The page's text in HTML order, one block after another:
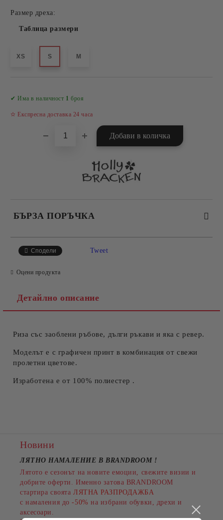
Размер дреха:
Таблица размери
XS S M
✔ Има в наличност 1 броя
✫ Експресна доставка 24 часа
БЪРЗА ПОРЪЧКА
Съгласен съм с Политиката за лични данни
Ние ще се свържем с вас в рамките на работния ден.
Сподели Tweet
Оцени продукта
Детайлно описание
Риза със заоблени ръбове, дълги ръкави и яка с ревер.
Моделът е с графичен принт в комбинация от свежи
пролетни цветове.
Изработена е от 100% полиестер .
Новини
ЛЯТНО НАМАЛЕНИЕ В BRANDROOM !
Лятото е сезонът на новите емоции, свежите визии и
добрите оферти. Именно затова BRANDROOM
стартира своята ЛЯТНА РАЗПРОДАЖБА
с намаления до -50% на избрани обувки, дрехи и
аксесоари.